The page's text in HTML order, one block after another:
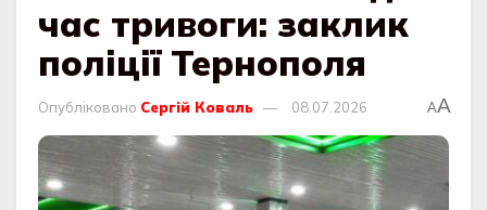
час тривоги: заклик
поліції Тернополя
Опубліковано Сергій Коваль 08.07.2026 AA